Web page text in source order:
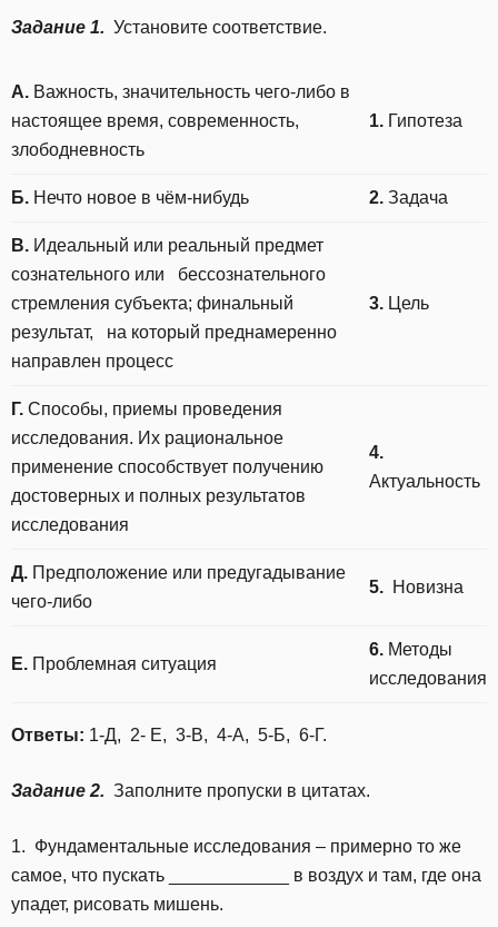
Задание 1. Установите соответствие.
А. Важность, значительность чего-либо в
настоящее время, современность,
злободневность
1. Гипотеза
Б. Нечто новое в чём-нибудь 2. Задача
В. Идеальный или реальный предмет
сознательного или бессознательного
стремления субъекта; финальный
результат, на который преднамеренно
направлен процесс
3. Цель
Г. Способы, приемы проведения
исследования. Их рациональное
применение способствует получению
достоверных и полных результатов
исследования
4.
Актуальность
Д. Предположение или предугадывание
чего-либо
5. Новизна
Е. Проблемная ситуация
6. Методы
исследования
Ответы: 1-Д, 2- Е, 3-В, 4-А, 5-Б, 6-Г.
Задание 2. Заполните пропуски в цитатах.
1. Фундаментальные исследования – примерно то же
самое, что пускать ____________ в воздух и там, где она
упадет, рисовать мишень.